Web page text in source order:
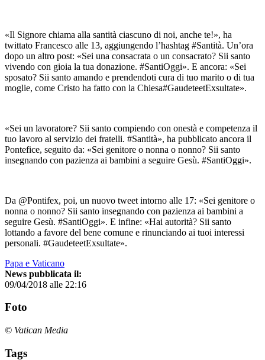
«Il Signore chiama alla santità ciascuno di noi, anche te!», ha
twittato Francesco alle 13, aggiungendo l’hashtag #Santità. Un’ora
dopo un altro post: «Sei una consacrata o un consacrato? Sii santo
vivendo con gioia la tua donazione. #SantiOggi». E ancora: «Sei
sposato? Sii santo amando e prendendoti cura di tuo marito o di tua
moglie, come Cristo ha fatto con la Chiesa#GaudeteetExsultate».
«Sei un lavoratore? Sii santo compiendo con onestà e competenza il
tuo lavoro al servizio dei fratelli. #Santità», ha pubblicato ancora il
Pontefice, seguito da: «Sei genitore o nonna o nonno? Sii santo
insegnando con pazienza ai bambini a seguire Gesù. #SantiOggi».
Da @Pontifex, poi, un nuovo tweet intorno alle 17: «Sei genitore o
nonna o nonno? Sii santo insegnando con pazienza ai bambini a
seguire Gesù. #SantiOggi». E infine: «Hai autorità? Sii santo
lottando a favore del bene comune e rinunciando ai tuoi interessi
personali. #GaudeteetExsultate».
Papa e Vaticano
News pubblicata il:
09/04/2018 alle 22:16
Foto
© Vatican Media
Tags